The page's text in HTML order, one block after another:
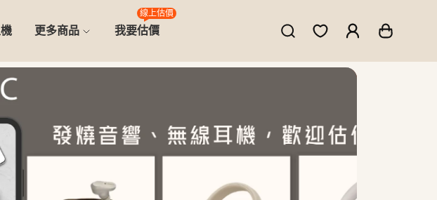
更多商品 我要估價
線上估價
二手 iPhone、MacBook、筆電